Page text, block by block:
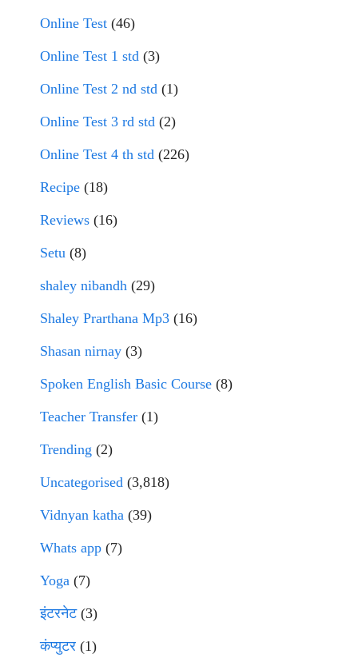
Online Test (46)
Online Test 1 std (3)
Online Test 2 nd std (1)
Online Test 3 rd std (2)
Online Test 4 th std (226)
Recipe (18)
Reviews (16)
Setu (8)
shaley nibandh (29)
Shaley Prarthana Mp3 (16)
Shasan nirnay (3)
Spoken English Basic Course (8)
Teacher Transfer (1)
Trending (2)
Uncategorised (3,818)
Vidnyan katha (39)
Whats app (7)
Yoga (7)
इंटरनेट(3)
कंप्युटर (1)